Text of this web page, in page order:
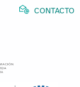
CONTACTO